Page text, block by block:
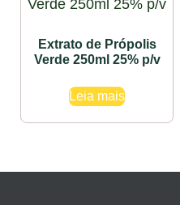
Extrato de Própolis
Verde 250ml 25% p/v
Leia mais